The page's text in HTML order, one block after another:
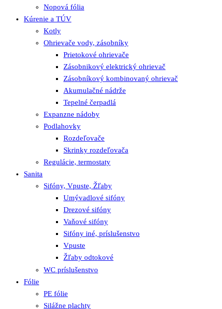
Nopová fólia
Kúrenie a TÚV
Kotly
Ohrievače vody, zásobníky
Prietokové ohrievače
Zásobnikový elektrický ohrievač
Zásobníkový kombinovaný ohrievač
Akumulačné nádrže
Tepelné čerpadlá
Expanzne nádoby
Podlahovky
Rozdeľovače
Skrinky rozdeľovača
Regulácie, termostaty
Sanita
Sifóny, Vpuste, Žľaby
Umývadlové sifóny
Drezové sifóny
Vaňové sifóny
Sifóny iné, príslušenstvo
Vpuste
Žľaby odtokové
WC príslušenstvo
Fólie
PE fólie
Silážne plachty